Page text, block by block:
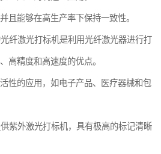
且能够在高生产率下保持一致性。
纤激光打标机是利用光纤激光器进行打
高精度和高速度的优点。
性的应用，如电子产品、医疗器械和包
紫外激光打标机，具有极高的标记清晰